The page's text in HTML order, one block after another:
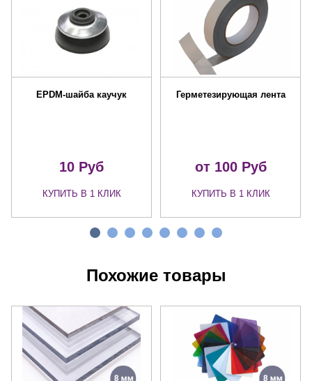
EPDM-шайба каучук
10 Руб
КУПИТЬ В 1 КЛИК
Герметезирующая лента
от 100Руб
КУПИТЬ В 1 КЛИК
Похожие товары